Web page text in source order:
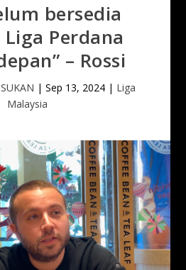
bersedia
Perdana
– Rossi
| Sep 13, 2024 | Liga
Malaysia